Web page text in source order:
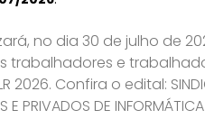
no dia 30 de julho de
trabalhadores e
Confira o edital:
E PRIVADOS DE INFORMÁTICA